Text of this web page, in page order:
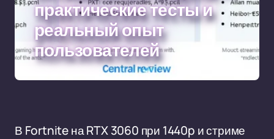
практические тесты и
реальный опыт
пользователей
В Fortnite на RTX 3060 при 1440p и стриме